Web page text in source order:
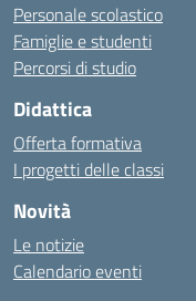
Personale scolastico
Famiglie e studenti
Percorsi di studio
Didattica
Offerta formativa
I progetti delle classi
Novità
Le notizie
Calendario eventi